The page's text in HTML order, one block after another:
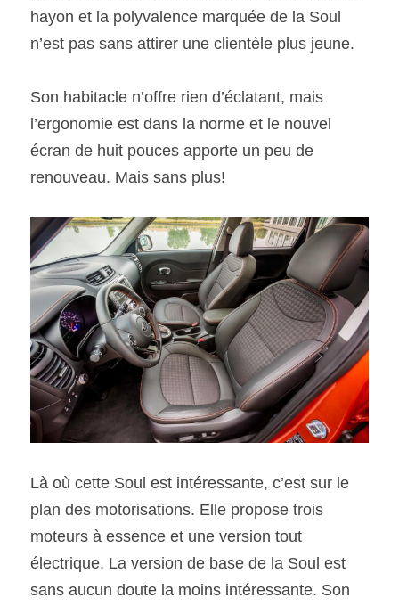
hayon et la polyvalence marquée de la Soul
n’est pas sans attirer une clientèle plus jeune.
Son habitacle n’offre rien d’éclatant, mais
l’ergonomie est dans la norme et le nouvel
écran de huit pouces apporte un peu de
renouveau. Mais sans plus!
Là où cette Soul est intéressante, c’est sur le
plan des motorisations. Elle propose trois
moteurs à essence et une version tout
électrique. La version de base de la Soul est
sans aucun doute la moins intéressante. Son